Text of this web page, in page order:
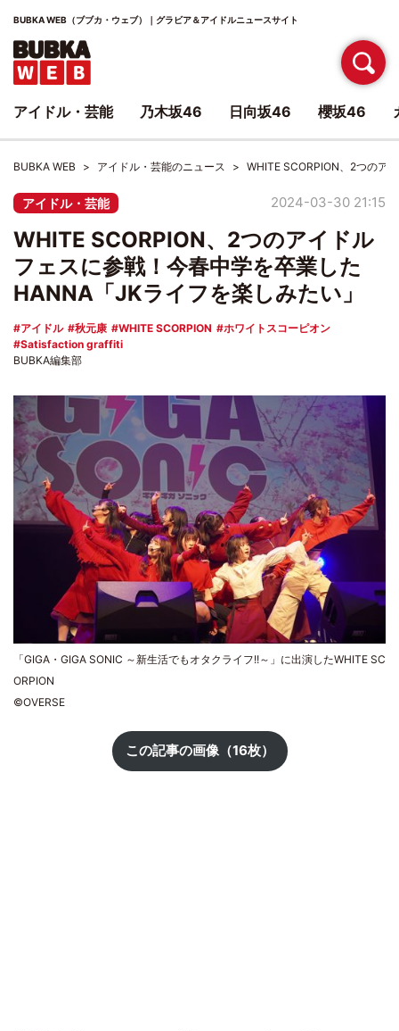
BUBKA WEB（ブブカ・ウェブ）｜グラビア＆アイドルニュースサイト
BUBKA WEB アイドル・芸能のニュース WHITE SCORPION、2つのア
アイドル・芸能 2024-03-30 21:15
WHITE SCORPION、2つのアイドル
フェスに参戦！今春中学を卒業した
HANNA「JKライフを楽しみたい」
アイドル 秋元康 WHITE SCORPION
ホワイトスコーピオン
Satisfaction graffiti
BUBKA編集部
「GIGA・GIGA SONIC ～新生活でもオタクライフ!!～」に出演したWHITE SC
ORPION
©OVERSE
この記事の画像（16枚）
アイドル・芸能 乃木坂46 日向坂46 櫻坂46